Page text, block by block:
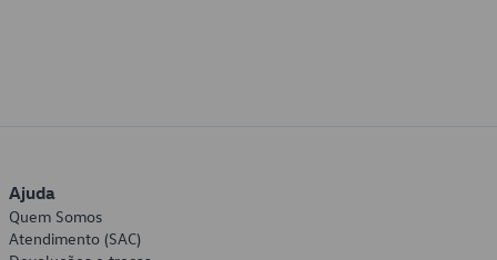
Ajuda
Quem Somos
Atendimento (SAC)